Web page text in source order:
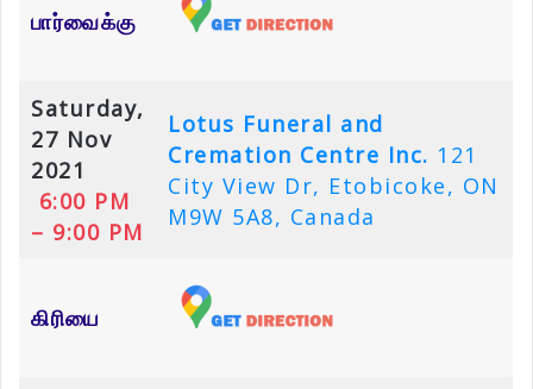
பார்வைக்கு
Saturday,
27 Nov
2021
6:00 PM
– 9:00 PM
Lotus Funeral and
Cremation Centre Inc. 121
City View Dr, Etobicoke, ON
M9W 5A8, Canada
கிரியை